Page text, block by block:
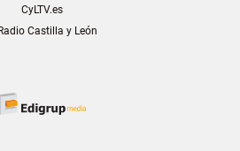
CyLTV.es
Castilla y León